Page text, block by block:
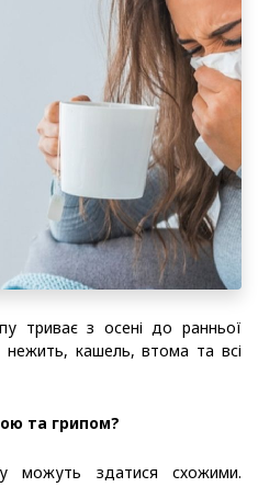
триває з осені до ранньої
кашель, втома та всі
та грипом?
можуть здатися схожими.